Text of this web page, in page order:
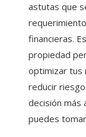
astutas que
financieras.
propiedad
optimizar tus
reducir
decisión más
puedes